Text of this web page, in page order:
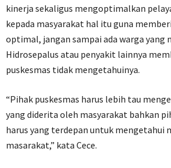
kinerja sekaligus mengoptimalkan
kepada masyarakat hal itu guna
optimal, jangan sampai ada warga yang
Hidrosepalus atau penyakit lainnya
puskesmas tidak mengetahuinya.
“Pihak puskesmas harus lebih tau
yang diderita oleh masyarakat bahkan
harus yang terdepan untuk mengetahui
masarakat,” kata Cece.